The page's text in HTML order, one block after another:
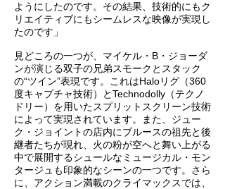
ようにしたのです。その結果、技術的にもク
リエイティブにもシームレスな映像が実現し
たのです」
見どころの一つが、マイケル・B・ジョーダ
ンが演じる双子の兄弟スモークとスタック
の“ツイン”表現です。これはHaloリグ（360
度キャプチャ技術）とTechnodolly（テクノ
ドリー）を用いたスプリットスクリーン技術
によって実現されています。また、ジュー
ク・ジョイントの店内にブルースの祖先と後
継者たちが現れ、火の粉が空へと舞い上がる
中で展開するシュールなミュージカル・モン
タージュも印象的なシーンの一つです。さら
に、アクション満載のクライマックスでは、